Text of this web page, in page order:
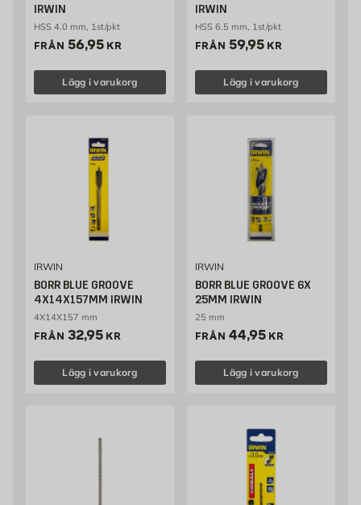
IRWIN
HSS 4.0 mm, 1st/pkt
FRÅN Pris 56.95 kr
56,95 KR
Lägg i varukorg
IRWIN
HSS 6.5 mm, 1st/pkt
FRÅN Pris 59.95 kr
59,95 KR
Lägg i varukorg
IRWIN
BORR BLUE GROOVE
4X14X157MM IRWIN
4X14X157 mm
FRÅN Pris 32.95 kr
32,95 KR
Lägg i varukorg
IRWIN
BORR BLUE GROOVE 6X
25MM IRWIN
25 mm
FRÅN Pris 44.95 kr
44,95 KR
Lägg i varukorg